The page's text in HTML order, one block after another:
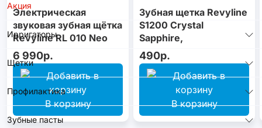
Акция
Ирригаторы
Щетки
Профилактика
Зубные пасты
Электрическая
звуковая зубная щётка
Revyline RL 010 Neo
Violet
6 990р.
В корзину
Зубная щетка Revyline
S1200 Crystal
Sapphire,
монопучковая
490р.
В корзину